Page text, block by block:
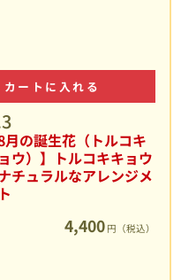
カートに入れる
8月の誕生花（トルコキ
ウ）】トルコキキョウ
チュラルなアレンジメ
4,400 円（税込）